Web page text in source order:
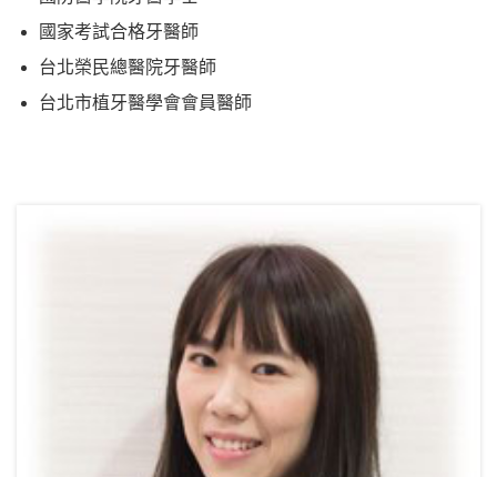
國家考試合格牙醫師
台北榮民總醫院牙醫師
台北市植牙醫學會會員醫師